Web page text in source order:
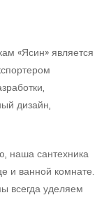
«Ясин» является
дизайн,
наша сантехника
и ванной комнате.
всегда уделяем